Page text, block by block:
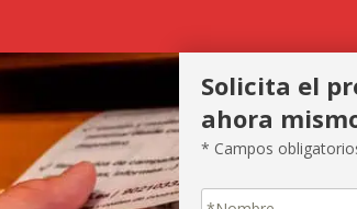
Solicita el
ahora
* Campos